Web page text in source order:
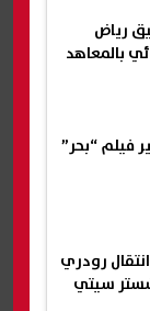
رياض
بالمعاهد
فيلم “بحر”
رودري
سيتي